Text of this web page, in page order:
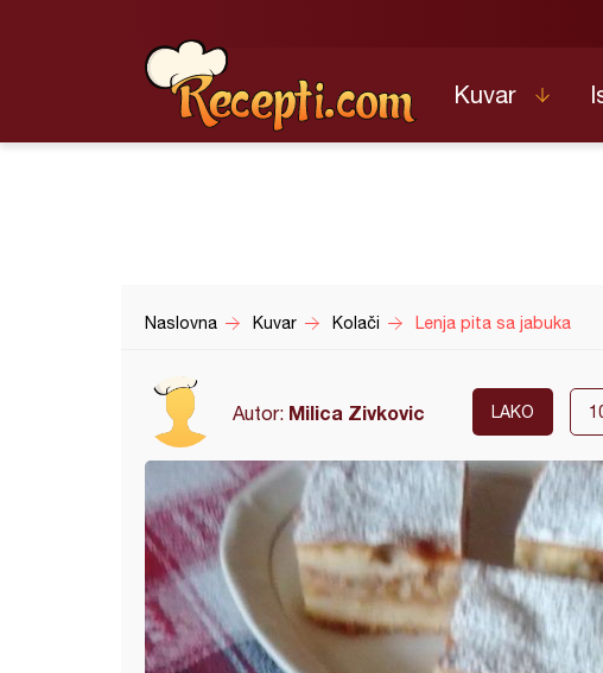
Kuvar
Naslovna Kuvar Kolači Lenja pita sa jabuka
Autor: Milica Zivkovic LAKO